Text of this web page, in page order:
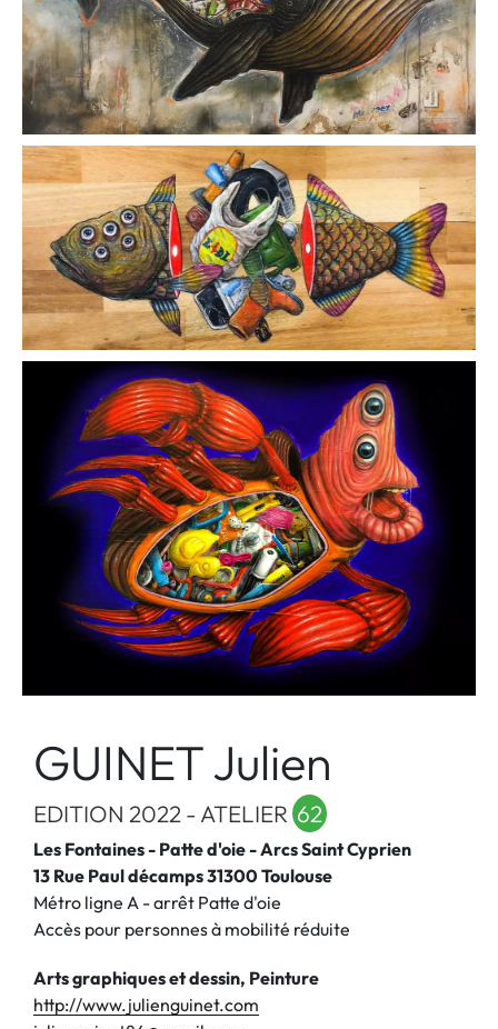
GUINET Julien
EDITION 2022 - ATELIER 62
Les Fontaines - Patte d'oie - Arcs Saint Cyprien
13 Rue Paul décamps 31300 Toulouse
Métro ligne A - arrêt Patte d'oie
Accès pour personnes à mobilité réduite
Arts graphiques et dessin, Peinture
http://www.julienguinet.com